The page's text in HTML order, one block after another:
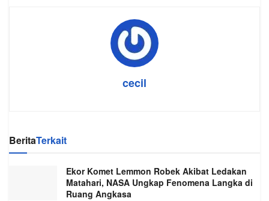
cecil
BeritaTerkait
Ekor Komet Lemmon Robek Akibat Ledakan
Matahari, NASA Ungkap Fenomena Langka di
Ruang Angkasa